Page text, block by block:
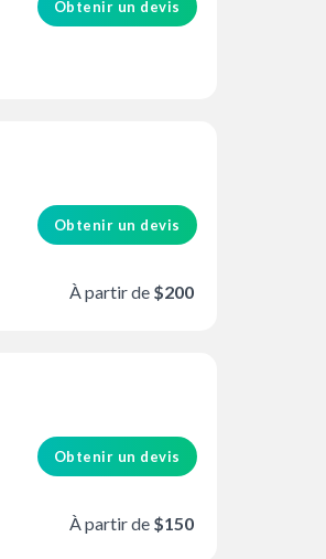
Obtenir un devis
Obtenir un devis
À partir de $200
Obtenir un devis
À partir de $150